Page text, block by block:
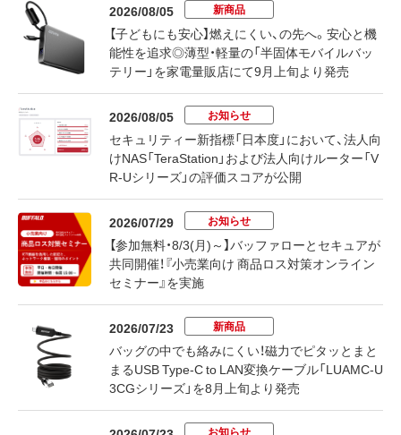
2026/08/05 新商品
【子どもにも安心】燃えにくい、の先へ。安心と機
能性を追求◎薄型・軽量の「半固体モバイルバッ
テリー」を家電量販店にて9月上旬より発売
2026/08/05 お知らせ
セキュリティー新指標「日本度」において、法人向
けNAS「TeraStation」および法人向けルーター「V
R-Uシリーズ」の評価スコアが公開
2026/07/29 お知らせ
【参加無料・8/3(月)～】バッファローとセキュアが
共同開催！『小売業向け 商品ロス対策オンライン
セミナー』を実施
2026/07/23 新商品
バッグの中でも絡みにくい！磁力でピタッとまと
まるUSB Type-C to LAN変換ケーブル「LUAMC-U
3CGシリーズ」を8月上旬より発売
お知らせ